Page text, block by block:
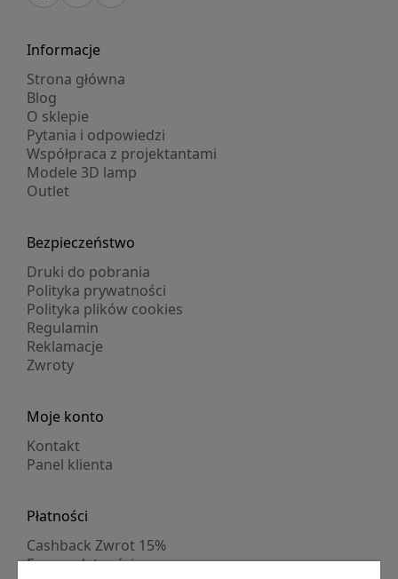
Informacje
Strona główna
Blog
O sklepie
Pytania i odpowiedzi
Współpraca z projektantami
Modele 3D lamp
Outlet
Bezpieczeństwo
Druki do pobrania
Polityka prywatności
Polityka plików cookies
Regulamin
Reklamacje
Zwroty
Moje konto
Kontakt
Panel klienta
Płatności
Cashback Zwrot 15%
Formy płatności